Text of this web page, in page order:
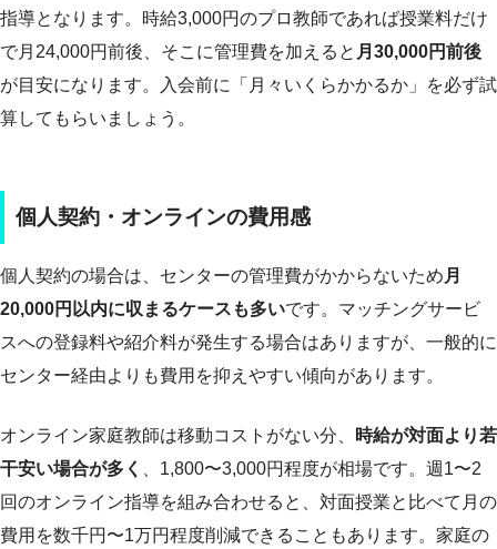
指導となります。時給3,000円のプロ教師であれば授業料だけ
で月24,000円前後、そこに管理費を加えると 月30,000円前後
が目安になります。入会前に「月々いくらかかるか」を必ず試
算してもらいましょう。
個人契約・オンラインの費用感
個人契約の場合は、センターの管理費がかからないため 月
20,000円以内に収まるケースも多いです。マッチングサービ
スへの登録料や紹介料が発生する場合はありますが、一般的に
センター経由よりも費用を抑えやすい傾向があります。
オンライン家庭教師は移動コストがない分、
時給が対面より若
干安い場合が多く
、1,800〜3,000円程度が相場です。週1〜2
回のオンライン指導を組み合わせると、対面授業と比べて月の
費用を数千円〜1万円程度削減できることもあります。家庭の